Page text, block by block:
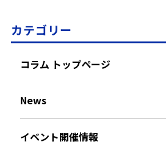
カテゴリー
コラム トップページ
News
イベント開催情報